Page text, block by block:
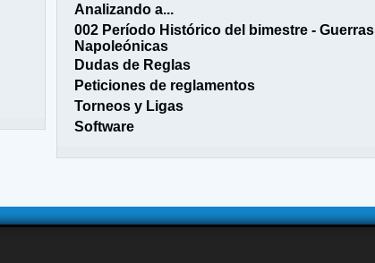
Analizando a...
002 Período Histórico del bimestre - Guerras
Napoleónicas
Dudas de Reglas
Peticiones de reglamentos
Torneos y Ligas
Software